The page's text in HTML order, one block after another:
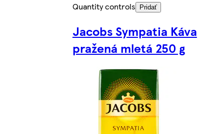
Quantity controls
Pridať
Jacobs Sympatia Káva
pražená mletá 250 g